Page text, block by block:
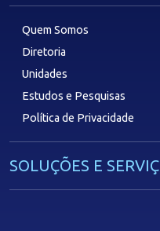
Quem Somos
Diretoria
Unidades
Estudos e Pesquisas
Política de Privacidade
SOLUÇÕES E